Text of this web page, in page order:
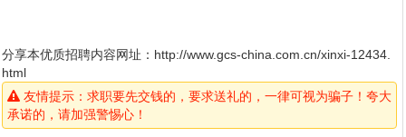
分享本优质招聘内容网址： http://www.gcs-china.com.cn/xinxi-12434.
html
友情提示：求职要先交钱的，要求送礼的，一律可视为骗子！夸大
承诺的，请加强警惕心！